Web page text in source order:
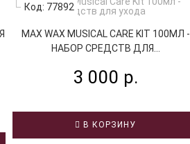
Код: 77892
MAX WAX MUSICAL CARE KIT 100МЛ -
НАБОР СРЕДСТВ ДЛЯ...
3 000 р.
В КОРЗИНУ